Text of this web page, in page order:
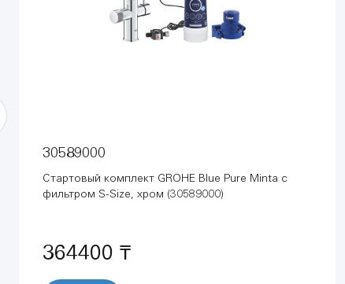
30589000
Стартовый комплект GROHE Blue Pure Minta с
фильтром S-Size, хром (30589000)
364400 ₸